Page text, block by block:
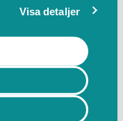
Visa detaljer